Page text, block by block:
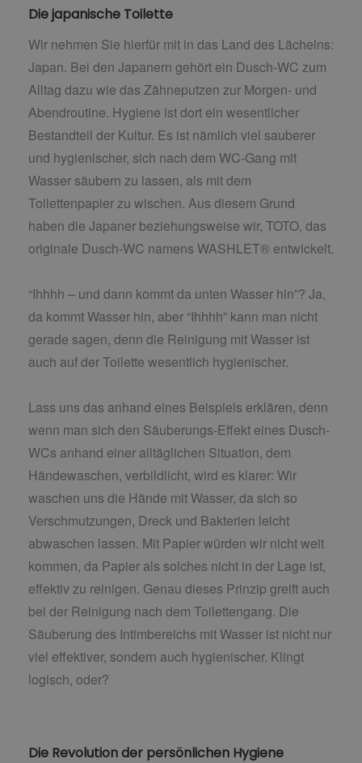
Die japanische Toilette
Wir nehmen Sie hierfür mit in das Land des Lächelns:
Japan. Bei den Japanern gehört ein Dusch-WC zum
Alltag dazu wie das Zähneputzen zur Morgen- und
Abendroutine. Hygiene ist dort ein wesentlicher
Bestandteil der Kultur. Es ist nämlich viel sauberer
und hygienischer, sich nach dem WC-Gang mit
Wasser säubern zu lassen, als mit dem
Toilettenpapier zu wischen. Aus diesem Grund
haben die Japaner beziehungsweise wir, TOTO, das
originale Dusch-WC namens WASHLET® entwickelt.
“Ihhhh – und dann kommt da unten Wasser hin”? Ja,
da kommt Wasser hin, aber “Ihhhh” kann man nicht
gerade sagen, denn die Reinigung mit Wasser ist
auch auf der Toilette wesentlich hygienischer.
Lass uns das anhand eines Beispiels erklären, denn
wenn man sich den Säuberungs-Effekt eines Dusch-
WCs anhand einer alltäglichen Situation, dem
Händewaschen, verbildlicht, wird es klarer: Wir
waschen uns die Hände mit Wasser, da sich so
Verschmutzungen, Dreck und Bakterien leicht
abwaschen lassen. Mit Papier würden wir nicht weit
kommen, da Papier als solches nicht in der Lage ist,
effektiv zu reinigen. Genau dieses Prinzip greift auch
bei der Reinigung nach dem Toilettengang. Die
Säuberung des Intimbereichs mit Wasser ist nicht nur
viel effektiver, sondern auch hygienischer. Klingt
logisch, oder?
Die Revolution der persönlichen Hygiene